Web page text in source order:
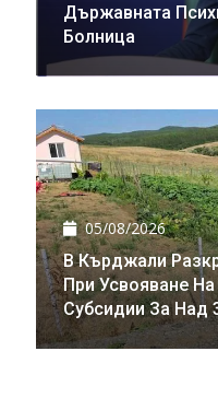
Държавната
Болница
05/08/2026
В Кърджали
При Усвояване
Субсидии За Над